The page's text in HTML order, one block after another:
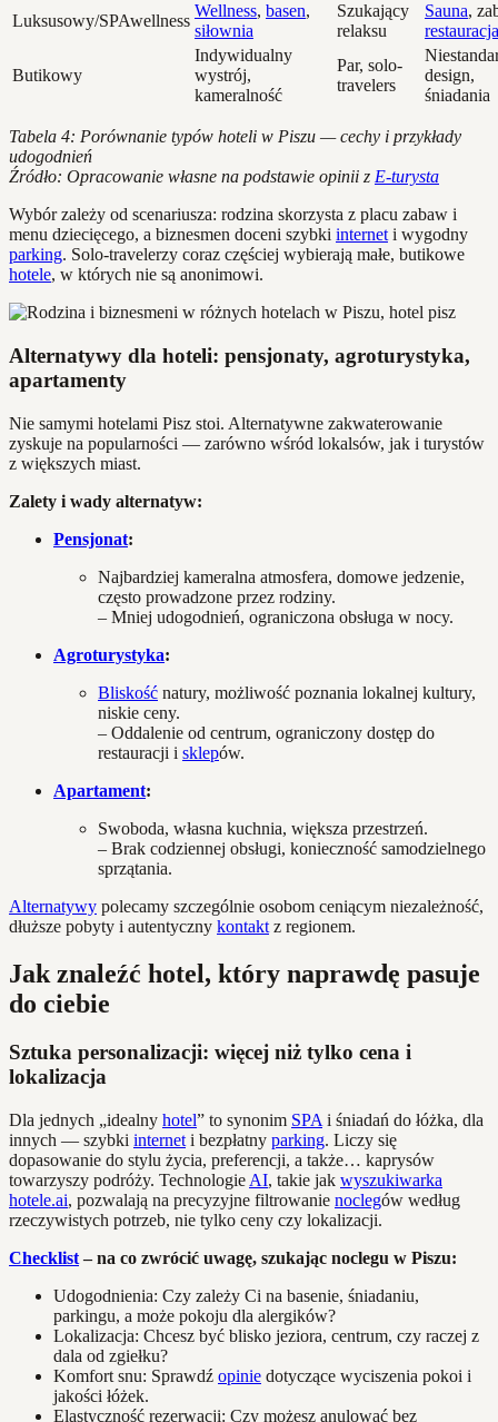
Luksusowy/SPAwellness
Wellness, basen,
siłownia
Szukający
relaksu
Sauna,
restauracja
Butikowy
Indywidualny
wystrój,
kameralność
Par, solo-
travelers
design,
śniadania
Tabela 4: Porównanie typów hoteli w Piszu — cechy i przykłady
udogodnień
Źródło: Opracowanie własne na podstawie opinii z E-turysta
Wybór zależy od scenariusza: rodzina skorzysta z placu zabaw i
menu dziecięcego, a biznesmen doceni szybki internet i wygodny
parking. Solo-travelerzy coraz częściej wybierają małe, butikowe
hotele, w których nie są anonimowi.
Alternatywy dla hoteli: pensjonaty, agroturystyka,
apartamenty
Nie samymi hotelami Pisz stoi. Alternatywne zakwaterowanie
zyskuje na popularności — zarówno wśród lokalsów, jak i turystów
z większych miast.
Zalety i wady alternatyw:
Pensjonat:
Najbardziej kameralna atmosfera, domowe jedzenie,
często prowadzone przez rodziny.
– Mniej udogodnień, ograniczona obsługa w nocy.
Agroturystyka:
Bliskość natury, możliwość poznania lokalnej kultury,
niskie ceny.
– Oddalenie od centrum, ograniczony dostęp do
restauracji i sklepów.
Apartament:
Swoboda, własna kuchnia, większa przestrzeń.
– Brak codziennej obsługi, konieczność samodzielnego
sprzątania.
Alternatywy polecamy szczególnie osobom ceniącym niezależność,
dłuższe pobyty i autentyczny kontakt z regionem.
Jak znaleźć hotel, który naprawdę pasuje
do ciebie
Sztuka personalizacji: więcej niż tylko cena i
lokalizacja
Dla jednych „idealny hotel” to synonim SPA i śniadań do łóżka, dla
innych — szybki internet i bezpłatny parking. Liczy się
dopasowanie do stylu życia, preferencji, a także… kaprysów
towarzyszy podróży. Technologie AI, takie jak wyszukiwarka
hotele.ai, pozwalają na precyzyjne filtrowanie noclegów według
rzeczywistych potrzeb, nie tylko ceny czy lokalizacji.
Checklist– na co zwrócić uwagę, szukając noclegu w Piszu:
Udogodnienia: Czy zależy Ci na basenie, śniadaniu,
parkingu, a może pokoju dla alergików?
Lokalizacja: Chcesz być blisko jeziora, centrum, czy raczej z
dala od zgiełku?
Komfort snu: Sprawdź opinie dotyczące wyciszenia pokoi i
jakości łóżek.
Elastyczność rezerwacji: Czy możesz anulować bez